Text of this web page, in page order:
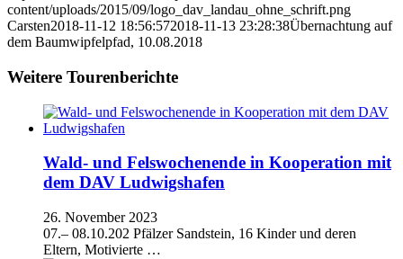
content/uploads/2015/09/logo_dav_landau_ohne_schrift.png
Carsten2018-11-12 18:56:572018-11-13 23:28:38Übernachtung auf
dem Baumwipfelpfad, 10.08.2018
Weitere Tourenberichte
Wald- und Felswochenende in Kooperation mit
dem DAV Ludwigshafen
26. November 2023
07.– 08.10.202 Pfälzer Sandstein, 16 Kinder und deren
Eltern, Motivierte …